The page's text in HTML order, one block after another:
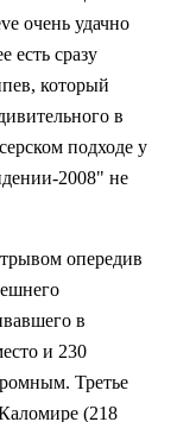
очень удачно
есть сразу
который
в
подходе у
2008" не
опередив
в
и 230
Третье
(218